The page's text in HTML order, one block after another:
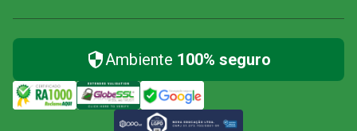
Ambiente 100% seguro